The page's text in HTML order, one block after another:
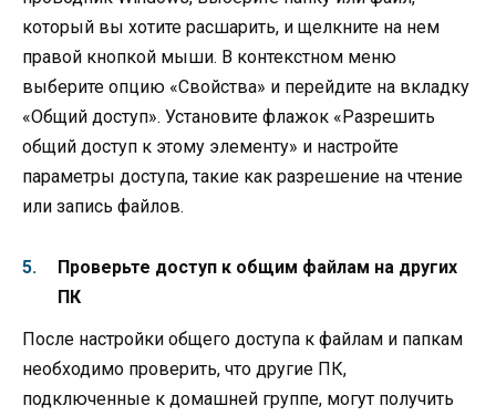
который вы хотите расшарить, и щелкните на нем
правой кнопкой мыши. В контекстном меню
выберите опцию «Свойства» и перейдите на вкладку
«Общий доступ». Установите флажок «Разрешить
общий доступ к этому элементу» и настройте
параметры доступа, такие как разрешение на чтение
или запись файлов.
Проверьте доступ к общим файлам на других
ПК
После настройки общего доступа к файлам и папкам
необходимо проверить, что другие ПК,
подключенные к домашней группе, могут получить